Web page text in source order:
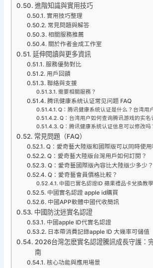
進階知識與實用技巧
實用技巧整理
常見問題與解答
相關服務推薦
關於作者金成工作室
延伸閱讀與更多資訊
服務優勢對比
用戶回饋
聯絡與支援
需要相關服務？
腾讯健康系统认证常见问题 FAQ
Q：腾讯健康系统认证是什么？台湾用
Q：台湾用户如何查询腾讯游戏的实名
Q：腾讯健康系统认证信息可以修改吗
常見問題（FAQ）
Q：愛奇藝大陸版和國際版可以同時使用
Q：愛奇藝大陸版台灣用戶如何訂閱？
Q：愛奇藝國際版內容比大陸版少多少？
Q：愛奇藝會員價格比較？
中國已實名認證ID 蘋果禮品卡兌換教學
中國實名認證 apple id購買
中國APP軟體中國代收簡訊
中國防沈迷實名認證
中國apple ID代實名認證
日本帶消費記錄apple ID 大幾率可儲值
2026台灣怎麽實名認證騰訊成長守護：
南
核心功能與應用場景